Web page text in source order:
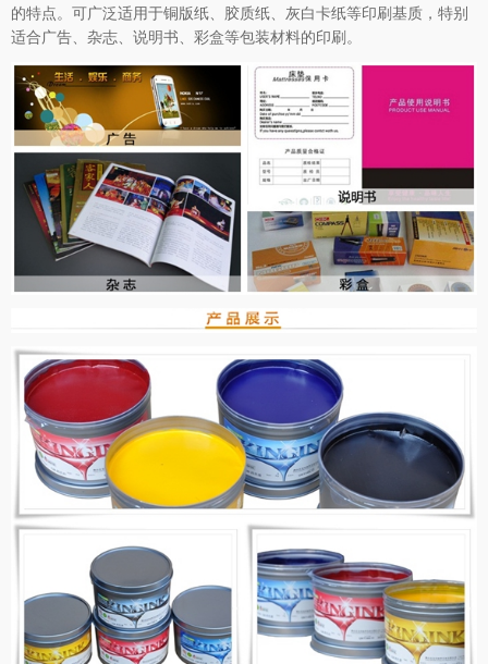
的特点。可广泛适用于铜版纸、胶质纸、灰白卡纸等印刷基质，特别
适合广告、杂志、说明书、彩盒等包装材料的印刷。